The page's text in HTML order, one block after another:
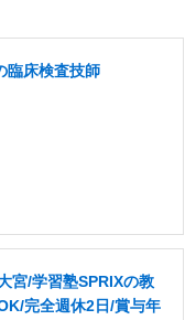
臨床検査技師
宮/学習塾SPRIXの教
完全週休2日/賞与年